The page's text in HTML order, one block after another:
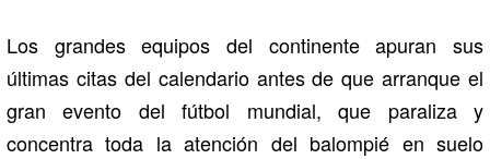
Los grandes equipos del continente apuran sus
últimas citas del calendario antes de que arranque el
gran evento del fútbol mundial, que paraliza y
concentra toda la atención del balompié en suelo